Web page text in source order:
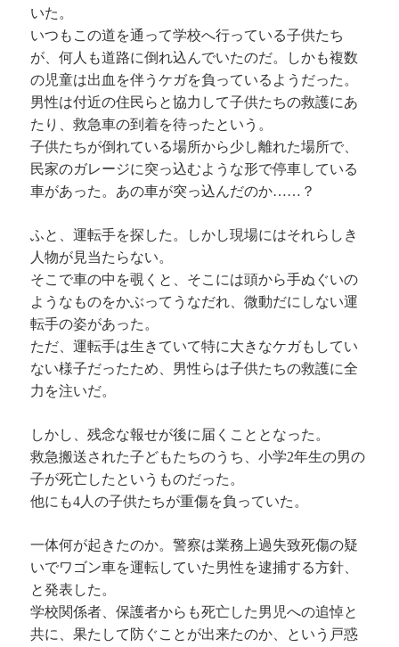
いた。
いつもこの道を通って学校へ行っている子供たち
が、何人も道路に倒れ込んでいたのだ。しかも複数
の児童は出血を伴うケガを負っているようだった。
男性は付近の住民らと協力して子供たちの救護にあ
たり、救急車の到着を待ったという。
子供たちが倒れている場所から少し離れた場所で、
民家のガレージに突っ込むような形で停車している
車があった。あの車が突っ込んだのか……？
ふと、運転手を探した。しかし現場にはそれらしき
人物が見当たらない。
そこで車の中を覗くと、そこには頭から手ぬぐいの
ようなものをかぶってうなだれ、微動だにしない運
転手の姿があった。
ただ、運転手は生きていて特に大きなケガもしてい
ない様子だったため、男性らは子供たちの救護に全
力を注いだ。
しかし、残念な報せが後に届くこととなった。
救急搬送された子どもたちのうち、小学2年生の男の
子が死亡したというものだった。
他にも4人の子供たちが重傷を負っていた。
一体何が起きたのか。警察は業務上過失致死傷の疑
いでワゴン車を運転していた男性を逮捕する方針、
と発表した。
学校関係者、保護者からも死亡した男児への追悼と
共に、果たして防ぐことが出来たのか、という戸惑